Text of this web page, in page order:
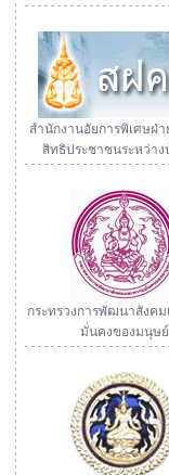
สำนักงานอัยการพิเศษฝ่
สิทธิประชาชนระหว่าง
กระทรวงการพัฒนาสังค
มั่นคงของมนุษย์